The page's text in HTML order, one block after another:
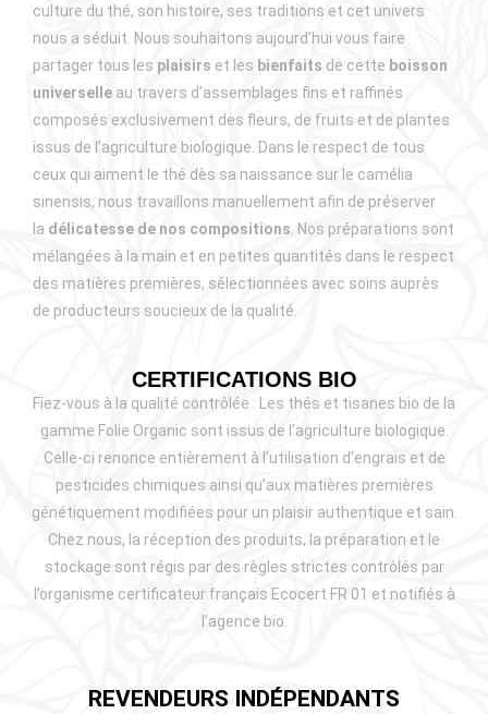
culture du thé, son histoire, ses traditions et cet univers
nous a séduit. Nous souhaitons aujourd’hui vous faire
partager tous les plaisirs et les bienfaits de cette boisson
universelle au travers d’assemblages fins et raffinés
composés exclusivement des fleurs, de fruits et de plantes
issus de l’agriculture biologique. Dans le respect de tous
ceux qui aiment le thé dès sa naissance sur le camélia
sinensis, nous travaillons manuellement afin de préserver
la délicatesse de nos compositions . Nos préparations sont
mélangées à la main et en petites quantités dans le respect
des matières premières, sélectionnées avec soins auprès
de producteurs soucieux de la qualité.
CERTIFICATIONS BIO
Fiez-vous à la qualité contrôlée : Les thés et tisanes bio de la
gamme Folie Organic sont issus de l’agriculture biologique.
Celle-ci renonce entièrement à l’utilisation d’engrais et de
pesticides chimiques ainsi qu’aux matières premières
génétiquement modifiées pour un plaisir authentique et sain.
Chez nous, la réception des produits, la préparation et le
stockage sont régis par des règles strictes contrôlés par
l’organisme certificateur français Ecocert FR 01 et notifiés à
l’agence bio.
REVENDEURS INDÉPENDANTS